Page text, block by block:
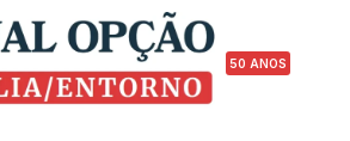
50 ANOS